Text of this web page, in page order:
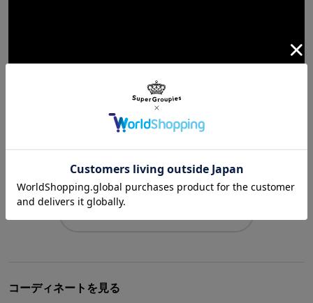
【声優・石川由依】2Bファッションを披露！【インタビュー】
コーディネートを見る